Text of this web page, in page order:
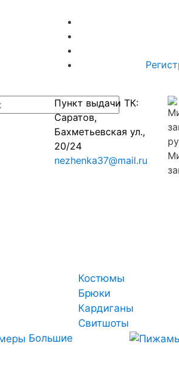
Пункт выдачи ТК:
Саратов,
Бахметьевская ул.,
20/24
nezhenka37@mail.ru
Костюмы
Брюки
Кардиганы
Свитшоты
Большие